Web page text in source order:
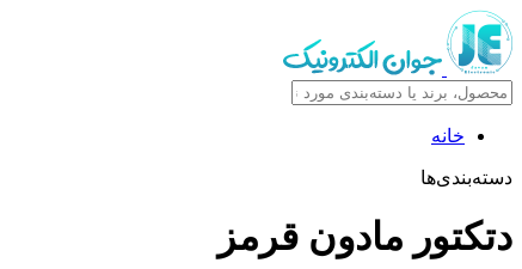
خانه
دسته‌بندی‌ها
دتکتور مادون قرمز